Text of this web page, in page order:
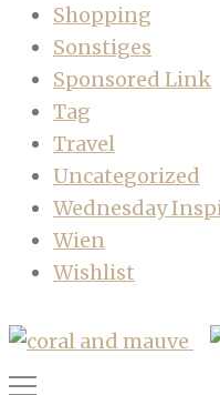
Shopping
Sonstiges
Sponsored Link
Tag
Travel
Uncategorized
Wednesday
Wien
Wishlist